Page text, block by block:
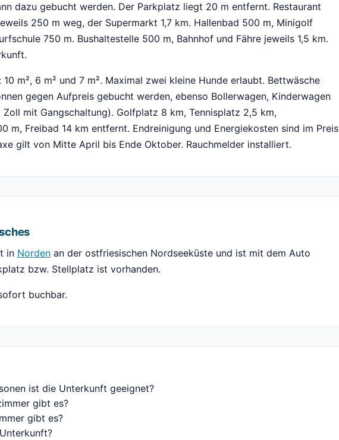
dazu gebucht werden. Der Parkplatz liegt 20 m entfernt. Restaurant
250 m weg, der Supermarkt 1,7 km. Hallenbad 500 m, Minigolf
750 m. Bushaltestelle 500 m, Bahnhof und Fähre jeweils 1,5 km.
m², 6 m² und 7 m². Maximal zwei kleine Hunde erlaubt. Bettwäsche
gegen Aufpreis gebucht werden, ebenso Bollerwagen, Kinderwagen
mit Gangschaltung). Golfplatz 8 km, Tennisplatz 2,5 km,
m, Freibad 14 km entfernt. Endreinigung und Energiekosten sind im Preis
gilt von Mitte April bis Ende Oktober. Rauchmelder installiert.
in Norden an der ostfriesischen Nordseeküste und ist mit dem Auto
bzw. Stellplatz ist vorhanden.
buchbar.
ist die Unterkunft geeignet?
gibt es?
gibt es?